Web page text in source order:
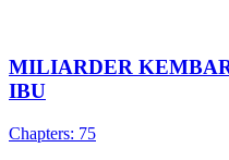
MILIARDER
IBU
Chapters: 75